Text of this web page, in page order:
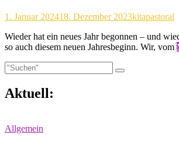
1. Januar 202418. Dezember 2023kitapastoral
Wieder hat ein neues Jahr begonnen – und
so auch diesem neuen Jahresbeginn. Wir, vom
Aktuell:
Allgemein